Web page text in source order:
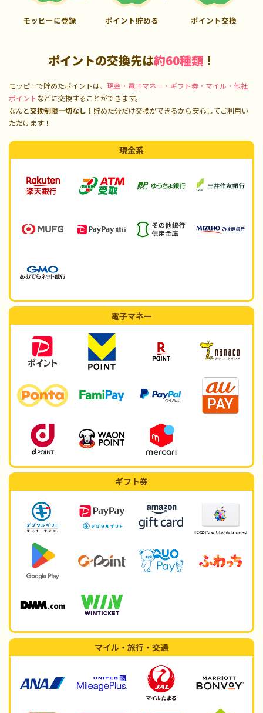
モッピーに登録 ポイント貯める ポイント交換
ポイントの交換先は約60種類 ！
モッピーで貯めたポイントは、 現金・電子マネー・ギフト券・マイル・他社
ポイントなどに交換することができます。
なんと交換制限一切なし！ 貯めた分だけ交換ができるから安心してご利用い
ただけます！
現金系
電子マネー
ギフト券
マイル・旅行・交通